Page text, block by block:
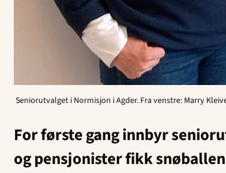
Seniorutvalget i Normisjon i Agder. Fra venstre: Marry
For første gang innbyr
og pensjonister fikk